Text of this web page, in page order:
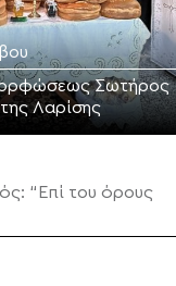
Σωτήρος
Λαρίσης
“Επί του όρους